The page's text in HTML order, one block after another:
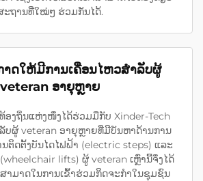
ະຖານທີ່ໃໝ່ໆ ຮ່ວມກັນໄດ້.
າດໃຫ້ມີການເຄື່ອນໄຫວສຳລັບຜູ້
veteran ອາຍຸຫຼາຍ
ອງຖິ່ນແຫ່ງໜຶ່ງໄດ້ຮ່ວມມືກັບ Xinder-Tech
ບຜູ້ veteran ອາຍຸຫຼາຍທີ່ມີບັນຫາດ້ານການ
ນຕິດຕັ້ງບັນໄດໄຟຟ້າ (electric steps) ແລະ
lifts) ຜູ້ veteran ເຫຼົ່ານີ້ຈຶ່ງໄດ້
າມາດໃນການເຂົ້າຮ່ວມກິດຈະກຳໃນຊຸມຊົນ